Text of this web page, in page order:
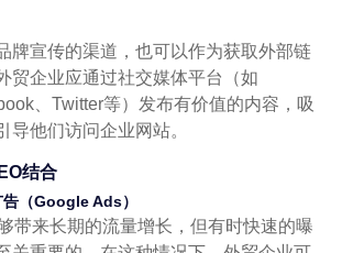
牌宣传的渠道，也可以作为获取外部链
贸企业应通过社交媒体平台（如
、Twitter等）发布有价值的内容，吸
导他们访问企业网站。
结合
（Google Ads）
带来长期的流量增长，但有时快速的曝